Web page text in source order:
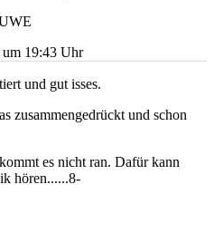
19:43 Uhr
und gut isses.
zusammengedrückt und schon
es nicht ran. Dafür kann
hören......8-